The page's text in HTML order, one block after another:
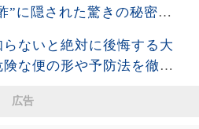
”に隠された驚きの秘密と
らないと絶対に後悔する大
な便の形や予防法を徹底
広告